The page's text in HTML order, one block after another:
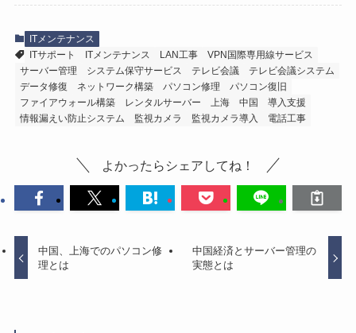
ITメンテナンス
ITサポート
ITメンテナンス LAN工事
VPN国際専用線サービス
サーバー管理
システム保守サービス テレビ会議
テレビ会議システム
データ修復
ネットワーク構築 パソコン修理
パソコン復旧
ファイアウォール構築
レンタルサーバー 上海 中国
導入支援
情報漏えい防止システム
監視カメラ 監視カメラ導入 電話工事
よかったらシェアしてね！
中国、上海でのパソコン修
理とは
中国経済とサーバー管理の
実態とは